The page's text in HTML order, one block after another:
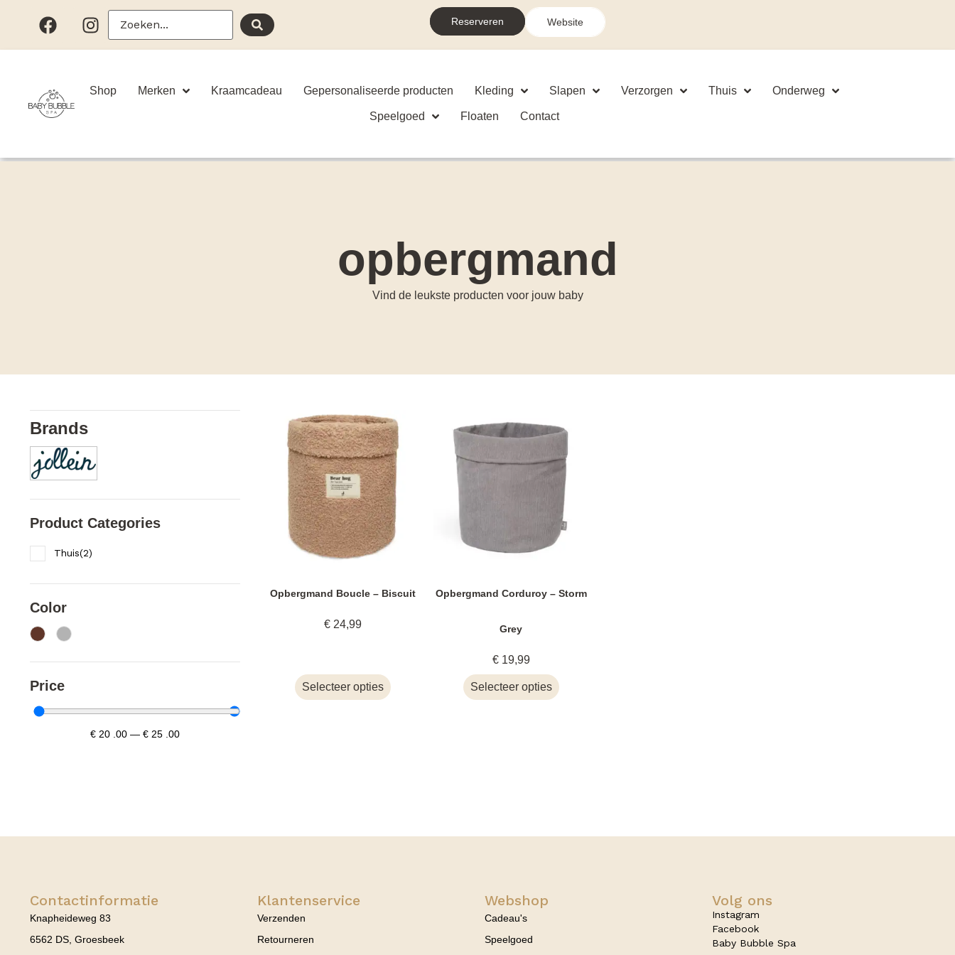
Reserveren Website
Shop Merken Kraamcadeau Gepersonaliseerde producten Kleding Slapen Verzorgen Thuis Onderweg
Speelgoed Floaten Contact
opbergmand
Vind de leukste producten voor jouw baby
Brands
Product Categories
Thuis(2)
Color
Price
€ 20 .00 —€ 25 .00
Opbergmand Boucle – Biscuit
€24,99
Selecteer opties
Opbergmand Corduroy – Storm
Grey
€19,99
Selecteer opties
Contactinformatie
Knapheideweg 83
6562 DS, Groesbeek
Klantenservice
Verzenden
Retourneren
Webshop
Cadeau's
Speelgoed
Volg ons
Instagram
Facebook
Baby Bubble Spa